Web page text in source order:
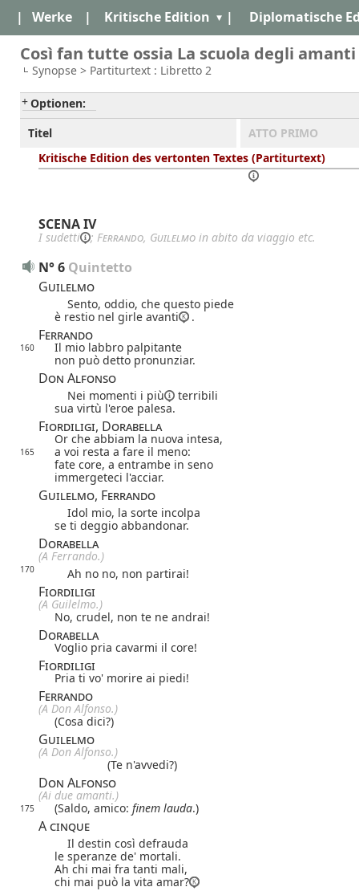
| Werke | Kritische Edition | Diplomatische
Così fan tutte ossia La scuola degli amanti
Synopse > Partiturtext : Libretto 2
Optionen:
Titel
ATTO PRIMO
Kritische Edition des vertonten Textes (Partiturtext)
SCENA IV
I sudetti ; Ferrando, Guilelmo in abito da viaggio etc.
N° 6 Quintetto
Guilelmo
Sento, oddio, che questo piede
è restio nel girle avanti
.
Ferrando
160
Il mio labbro palpitante
non può detto pronunziar.
Don Alfonso
Nei momenti i più
terribili
sua virtù l'eroe palesa.
Fiordiligi, Dorabella
Or che abbiam la nuova intesa,
165
a voi resta a fare il meno:
fate core, a entrambe in seno
immergeteci l'acciar.
Guilelmo, Ferrando
Idol mio, la sorte incolpa
se ti deggio abbandonar.
Dorabella
(A Ferrando.)
170 Ah no no, non partirai!
Fiordiligi
(A Guilelmo.)
No, crudel, non te ne andrai!
Dorabella
Voglio pria cavarmi il core!
Fiordiligi
Pria ti vo' morire ai piedi!
Ferrando
(A Don Alfonso.)
(Cosa dici?)
Guilelmo
(A Don Alfonso.)
(Te n'avvedi?)
Don Alfonso
(Ai due amanti.)
175 (Saldo, amico: finem lauda.)
A cinque
Il destin così defrauda
le speranze de' mortali.
Ah chi mai fra tanti mali,
chi mai può la vita amar?